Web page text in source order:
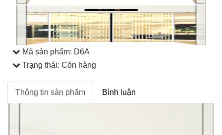
Mã sản phẩm: D6A
Trạng thái: Còn hàng
Thông tin sản phẩm Bình luận